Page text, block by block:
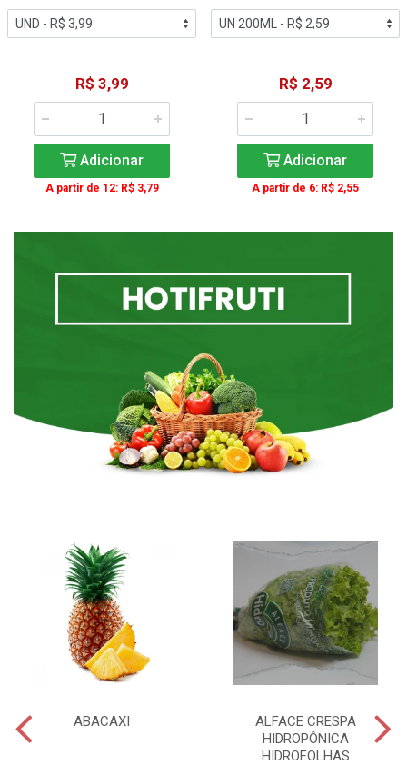
R$ 3,99
Adicionar
A partir de 12: R$ 3,79
R$ 2,59
Adicionar
A partir de 6: R$ 2,55
ABACAXI
ALFACE CRESPA
HIDROPÔNICA
HIDROFOLHAS